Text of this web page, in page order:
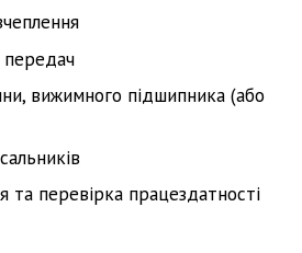
вижимного підшипника (або
та перевірка працездатності